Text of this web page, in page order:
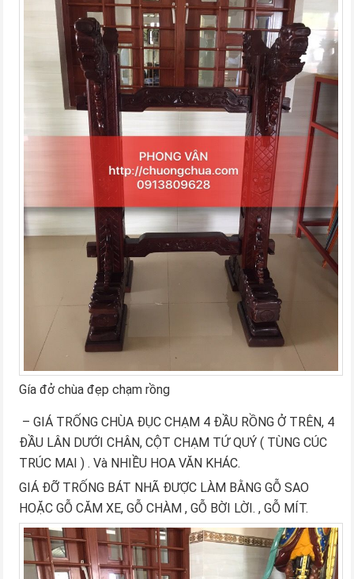
Gía đở chùa đẹp chạm rồng
– GIÁ TRỐNG CHÙA ĐỤC CHẠM 4 ĐẦU RỒNG Ở TRÊN, 4
ĐẦU LÂN DƯỚI CHÂN, CỘT CHẠM TỨ QUÝ ( TÙNG CÚC
TRÚC MAI ) . Và NHIỀU HOA VĂN KHÁC.
GIÁ ĐỠ TRỐNG BÁT NHÃ ĐƯỢC LÀM BẰNG GỖ SAO
HOẶC GỖ CĂM XE, GỖ CHÀM , GỖ BỜI LỜI. , GỖ MÍT.